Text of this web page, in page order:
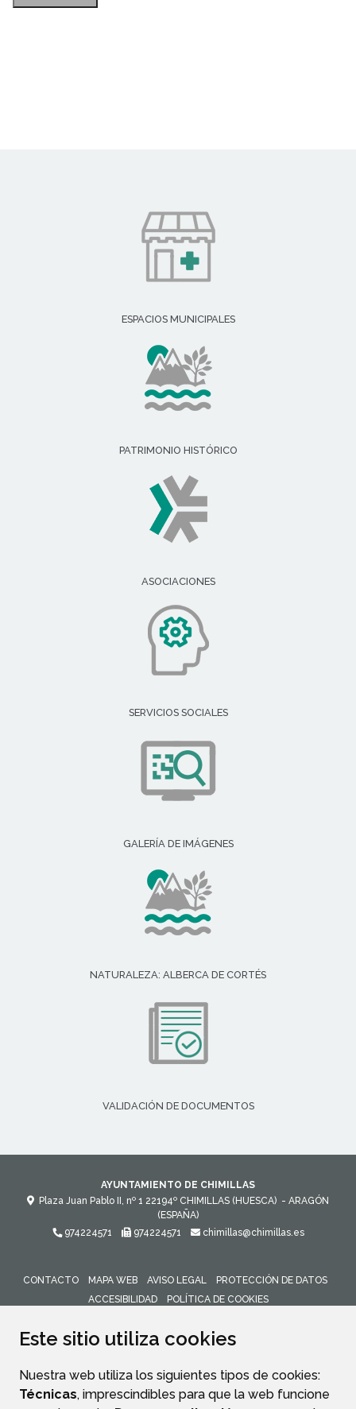
Este sitio utiliza cookies
Nuestra web utiliza los siguientes tipos de cookies:
Técnicas, imprescindibles para que la web funcione
ESPACIOS MUNICIPALES
PATRIMONIO HISTÓRICO
ASOCIACIONES
SERVICIOS SOCIALES
GALERÍA DE IMÁGENES
NATURALEZA: ALBERCA DE CORTÉS
VALIDACIÓN DE DOCUMENTOS
AYUNTAMIENTO DE CHIMILLAS
Plaza Juan Pablo II, nº 1 22194º CHIMILLAS (HUESCA) - ARAGÓN
(ESPAÑA)
974224571
974224571 chimillas@chimillas.es
CONTACTO MAPA WEB AVISO LEGAL
PROTECCIÓN DE DATOS
ACCESIBILIDAD
POLÍTICA DE COOKIES